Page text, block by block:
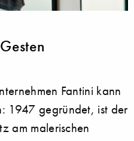
Fantini kann
1947 gegründet, ist der
am malerischen